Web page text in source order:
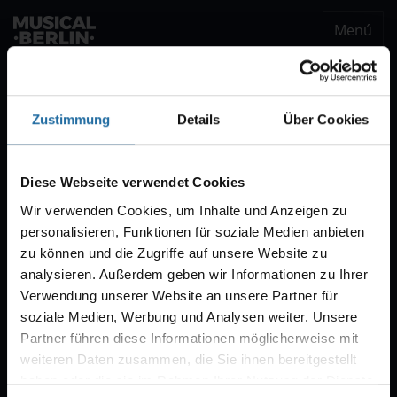
Zustimmung Details Über Cookies
Diese Webseite verwendet Cookies
Wir verwenden Cookies, um Inhalte und Anzeigen zu
personalisieren, Funktionen für soziale Medien anbieten
zu können und die Zugriffe auf unsere Website zu
analysieren. Außerdem geben wir Informationen zu Ihrer
Verwendung unserer Website an unsere Partner für
soziale Medien, Werbung und Analysen weiter. Unsere
Partner führen diese Informationen möglicherweise mit
weiteren Daten zusammen, die Sie ihnen bereitgestellt
haben oder die sie im Rahmen Ihrer Nutzung der Dienste
Menú
Estaremos encantados de enviarle un correo
entradas para "CABARET – Das Berlin-Musical".
Por regla general, la venta comienza con diez
semanas de antelación.